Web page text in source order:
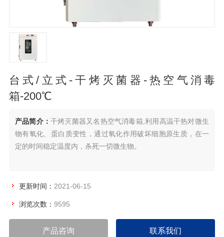
台式/立式-干烤灭菌器-热空气消毒
箱-200℃
产品简介： 干烤灭菌器又名热空气消毒箱,利用高温干热对微生
物有氧化、蛋白质变性，通过氧化作用破坏细胞原生质，在一
定的时间稳定温度内，杀死一切微生物。
更新时间： 2021-06-15
浏览次数： 9595
产品咨询 联系我们